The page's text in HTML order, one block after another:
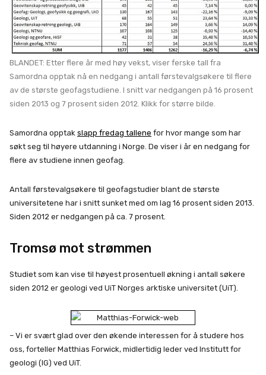
BLANDET: Etter flere år med høy vekst, viser ferske tall fra
Samordna opptak nå en nedgang i antall førstevalgsøkere til flere
av de største geofagstudiene. I snitt var nedgangen på 16 prosent
siden 2013 og 7 prosent siden 2012. Klikk for større bilde.
Samordna opptak slapp fredag tallene for hvor mange som har
søkt seg til høyere utdanning i Norge. De viser i år en nedgang for
flere av studiene innen geofag.
Antall førstevalgsøkere til geofagstudier blant de største
universitetene har i snitt sunket med om lag 16 prosent siden 2013.
Siden 2012 er nedgangen på ca. 7 prosent.
Tromsø mot strømmen
Studiet som kan vise til høyest prosentuell økning i antall søkere
siden 2012 er geologi ved UiT Norges arktiske universitet (UiT).
– Vi er svært glad over den økende interessen for å studere hos
oss, forteller Matthias Forwick, midlertidig leder ved Institutt for
geologi (IG) ved UiT.